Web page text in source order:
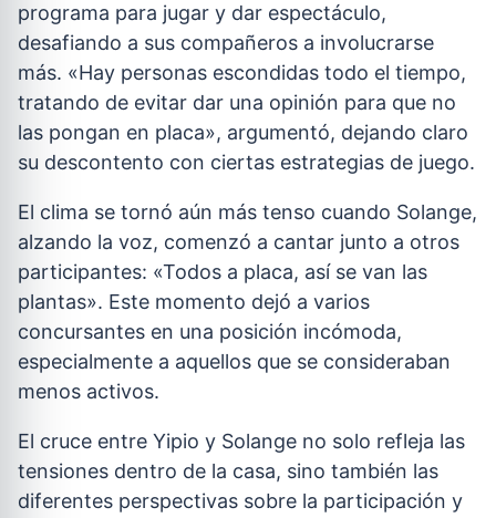
programa para jugar y dar espectáculo,
desafiando a sus compañeros a involucrarse
más. «Hay personas escondidas todo el tiempo,
tratando de evitar dar una opinión para que no
las pongan en placa», argumentó, dejando claro
su descontento con ciertas estrategias de juego.
El clima se tornó aún más tenso cuando Solange,
alzando la voz, comenzó a cantar junto a otros
participantes: «Todos a placa, así se van las
plantas». Este momento dejó a varios
concursantes en una posición incómoda,
especialmente a aquellos que se consideraban
menos activos.
El cruce entre Yipio y Solange no solo refleja las
tensiones dentro de la casa, sino también las
diferentes perspectivas sobre la participación y